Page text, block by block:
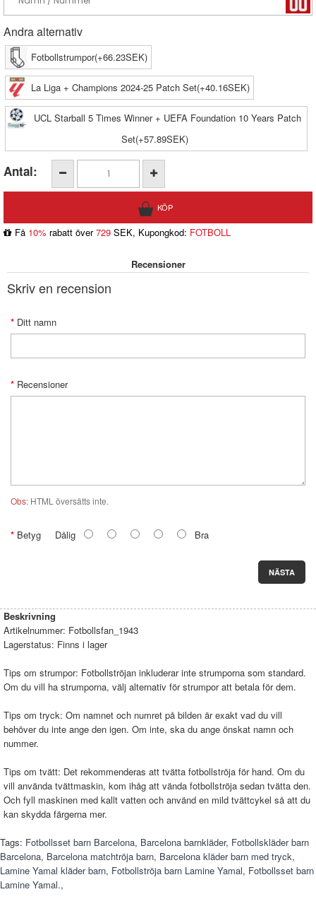
Andra alternativ
Fotbollstrumpor(+66.23SEK)
La Liga + Champions 2024-25 Patch Set(+40.16SEK)
UCL Starball 5 Times Winner + UEFA Foundation 10 Years Patch
Set(+57.89SEK)
Antal:
Få 10% rabatt över729 SEK, Kupongkod: FOTBOLL
Recensioner
Skriv en recension
Ditt namn
Recensioner
Obs: HTML översätts inte.
Betyg Dålig Bra
NÄSTA
Beskrivning
Artikelnummer: Fotbollsfan_1943
Lagerstatus: Finns i lager
Tips om strumpor: Fotbollströjan inkluderar inte strumporna som standard.
Om du vill ha strumporna, välj alternativ för strumpor att betala för dem.
Tips om tryck: Om namnet och numret på bilden är exakt vad du vill
behöver du inte ange den igen. Om inte, ska du ange önskat namn och
nummer.
Tips om tvätt: Det rekommenderas att tvätta fotbollströja för hand. Om du
vill använda tvättmaskin, kom ihåg att vända fotbollströja sedan tvätta den.
Och fyll maskinen med kallt vatten och använd en mild tvättcykel så att du
kan skydda färgerna mer.
Tags: Fotbollsset barn Barcelona, Barcelona barnkläder, Fotbollskläder barn
Barcelona, Barcelona matchtröja barn, Barcelona kläder barn med tryck,
Lamine Yamal kläder barn, Fotbollströja barn Lamine Yamal, Fotbollsset barn
Lamine Yamal.,